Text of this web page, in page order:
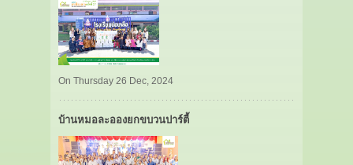
On Thursday 26 Dec, 2024
บ้านหมอละอองยกขบวนปาร์ตี้